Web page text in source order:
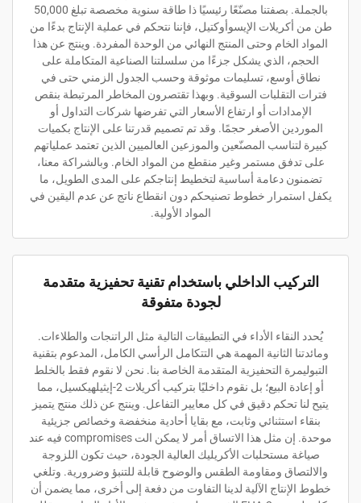
بالجملة. بصفتنا مصنّعًا رئيسيًا ذا طاقة سنوية مخصصة تبلغ 50,000
طن من أكريلات الإيسوأوكتيل، فإننا نتحكم في عملية الإنتاج بدءًا من
المواد الخام وحتى المنتج النهائي من الوحدة المفردة. وينتج عن هذا
الحجم، الذي يشكل جزءًا من سلسلتنا الصناعية المتكاملة على
نطاق أوسع، تسليمات موثوقة وحسب الجدول الزمني حتى في
فترات التقلبات السوقية. وبهذا تقتصرون المخاطر المرتبطة بنقص
الإمدادات أو ارتفاع الأسعار التي تفرضها شركات التداول أو
الموردين الأصغر حجمًا. وقد تم تصميم قدرتنا على الإنتاج بكميات
كبيرة لتناسب المصنّعين والموزعين العالميين الذين تعتمد عملياتهم
على تدفق مستمر وغير منقطع من المواد الخام. وبالشراكة معنا،
تضمنون دعامة أساسية لتخطيط إنتاجكم على المدى الطويل، ما
يكفل استمرار خطوط تصنيحكم دون انقطاع ناتج عن عدم اليقين في
المواد الأولية.
التركيب الداخلي باستخدام تقنية تحفيزية متقدمة
لجودة متفوقة
يُحدد النقاء الأداء في التطبيقات التالية مثل الراتنجات والطلاءات.
ومائدتنا الثانية المهمة هي التتكامل الرأسي الكامل، المدعوم بتقنية
التبوليمرة التحفيزية المتقدمة الخاصة بنا. نحن لا نقوم فقط بالخلط
أو إعادة البيع؛ بل نقوم داخليًا بتركيب أكريلات 2-إيثيلهيكسيل، مما
يتيح لنا تحكم دقيق في كل معايير التفاعل. وينتج عن ذلك منتج يتميز
بنقاء استثنائي وثابت، مع بقايا أحادية منخفضة وخصائص جزيئية
موحدة. إن مثل هذا الاتساق أمر لا يمكن الت compromises فيه عند
صياغة مستحلبات الأكريليك العالية الجودة، حيث تكون اللزوجة
والالتصاق ومقاومة الطقس والوضوح قابلة للتنبؤ وضرورية. وتلغي
خطوط الإنتاج الآلية لدينا التفاوت من دفعة إلى أخرى، مما يضمن أن